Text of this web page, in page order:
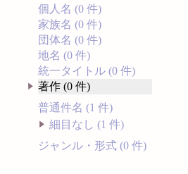
個人名 (0 件)
家族名 (0 件)
団体名 (0 件)
地名 (0 件)
統一タイトル (0 件)
著作 (0 件)
普通件名 (1 件)
細目なし (1 件)
ジャンル・形式 (0 件)